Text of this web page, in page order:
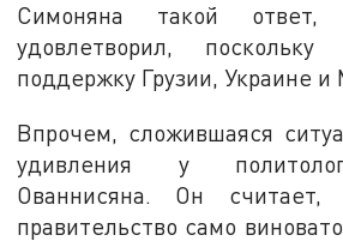
Симоняна такой ответ,
удовлетворил,
поддержку Грузии, Украине и
Впрочем, сложившаяся
удивления у
Ованнисяна. Он считает,
правительство само